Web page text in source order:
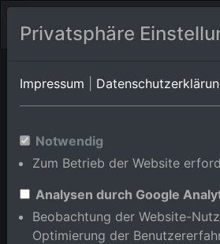
Orts-Album von Karlsruhe/
Im Shop bestellen
Privatsphäre
Impressum
Notwendig
Zum Betrieb der Website
Analysen durch Google
Beobachtung der Website-
Optimierung der